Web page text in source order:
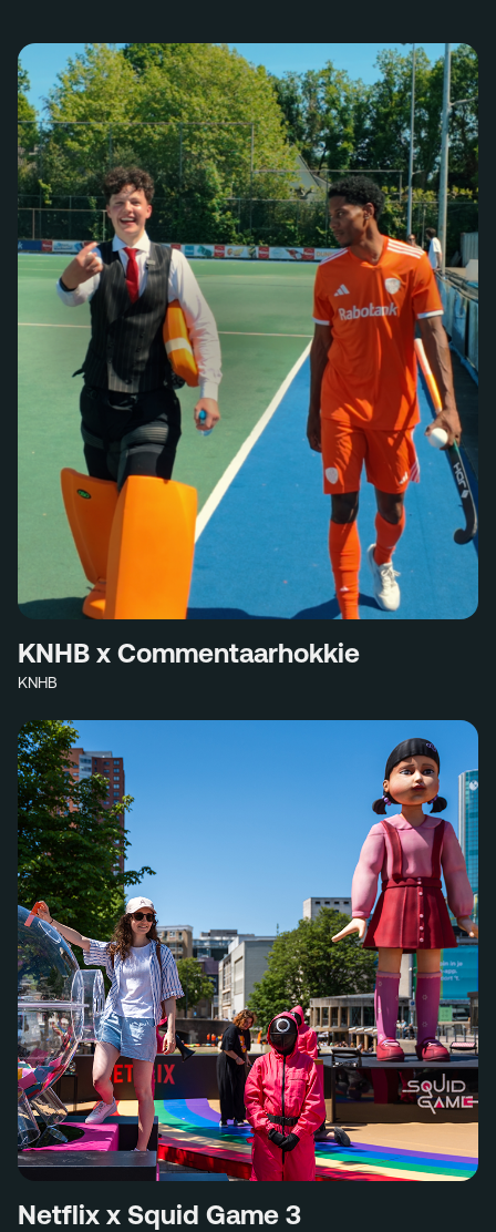
KNHB x Commentaarhokkie
KNHB
Netflix x Squid Game 3